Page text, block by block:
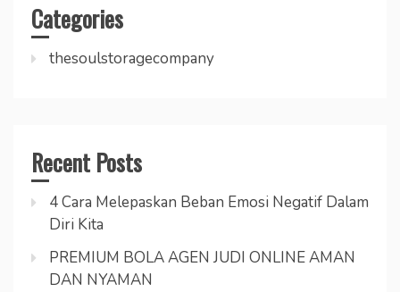
Categories
thesoulstoragecompany
Recent Posts
4 Cara Melepaskan Beban Emosi Negatif Dalam
Diri Kita
PREMIUM BOLA AGEN JUDI ONLINE AMAN
DAN NYAMAN